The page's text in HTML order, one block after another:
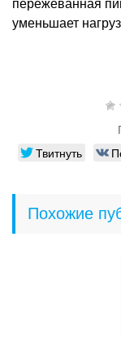
пережеванная
уменьшает
Твитнуть
Похожие